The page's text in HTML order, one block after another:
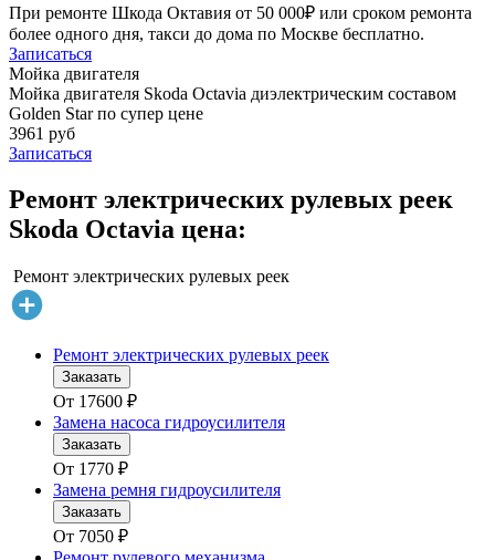
При ремонте Шкода Октавия от 50 000₽ или сроком ремонта
более одного дня, такси до дома по Москве бесплатно.
Записаться
Мойка двигателя
Мойка двигателя Skoda Octavia диэлектрическим составом
Golden Star по супер цене
3961 руб
Записаться
Ремонт электрических рулевых реек
Skoda Octavia цена:
Ремонт электрических рулевых реек
Ремонт электрических рулевых реек
Заказать
От 17600 ₽
Замена насоса гидроусилителя
Заказать
От 1770 ₽
Замена ремня гидроусилителя
Заказать
От 7050 ₽